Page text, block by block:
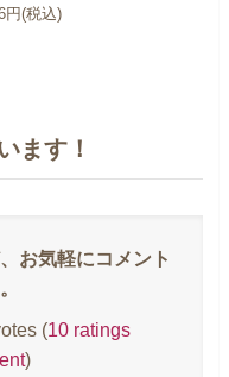
円(税込)
ます！
(10 ratings
)